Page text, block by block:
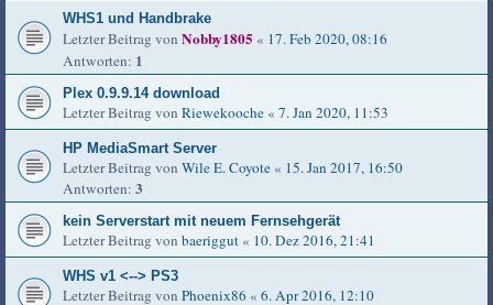
WHS1 und Handbrake
Letzter Beitrag von Nobby1805 « 17. Feb 2020, 08:16
Antworten: 1
Plex 0.9.9.14 download
Letzter Beitrag von Riewekooche « 7. Jan 2020, 11:53
HP MediaSmart Server
Letzter Beitrag von Wile E. Coyote « 15. Jan 2017, 16:50
Antworten: 3
kein Serverstart mit neuem Fernsehgerät
Letzter Beitrag von baeriggut « 10. Dez 2016, 21:41
WHS v1 <--> PS3
Letzter Beitrag von Phoenix86 « 6. Apr 2016, 12:10